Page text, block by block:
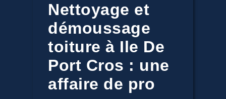
Nettoyage et
démoussage
toiture à Ile De
Port Cros : une
affaire de pro